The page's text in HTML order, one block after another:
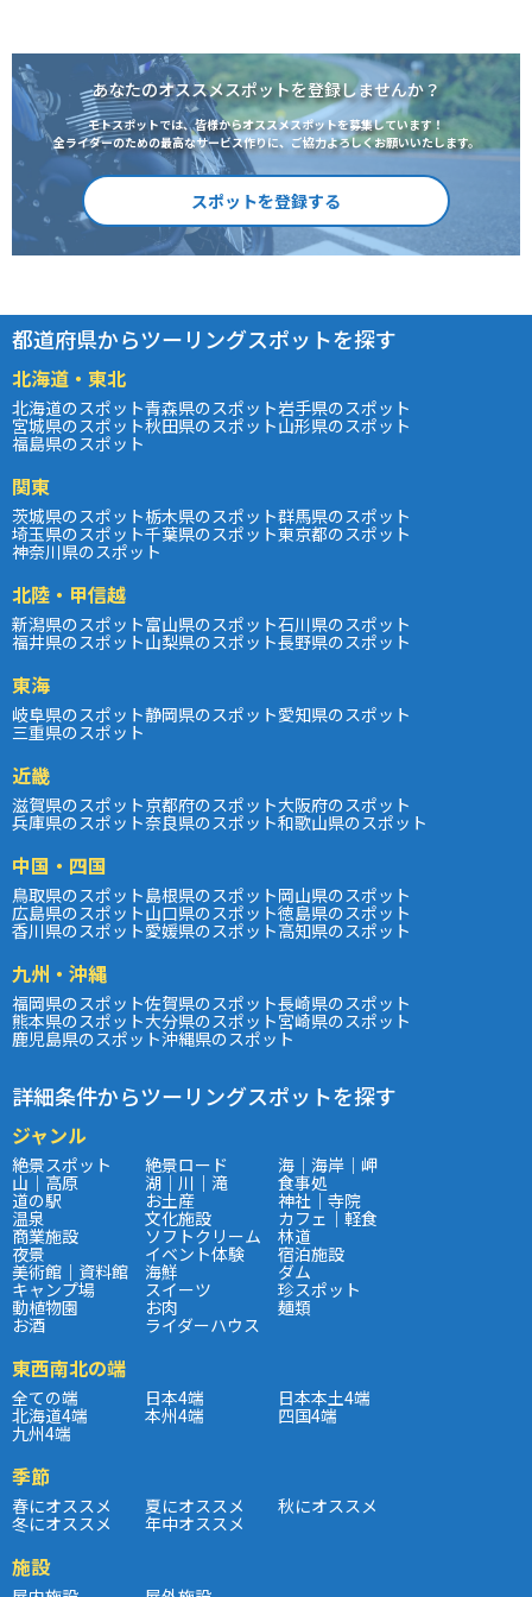
あなたのオススメスポットを登録しませんか？
モトスポットでは、皆様からオススメスポットを募集しています！
全ライダーのための最高なサービス作りに、ご協力よろしくお願いいたします。
スポットを登録する
都道府県からツーリングスポットを探す
北海道・東北
北海道のスポット青森県のスポット岩手県のスポット
宮城県のスポット秋田県のスポット山形県のスポット
福島県のスポット
関東
茨城県のスポット栃木県のスポット群馬県のスポット
埼玉県のスポット千葉県のスポット東京都のスポット
神奈川県のスポット
北陸・甲信越
新潟県のスポット富山県のスポット石川県のスポット
福井県のスポット山梨県のスポット長野県のスポット
東海
岐阜県のスポット静岡県のスポット愛知県のスポット
三重県のスポット
近畿
滋賀県のスポット京都府のスポット大阪府のスポット
兵庫県のスポット奈良県のスポット和歌山県のスポット
中国・四国
鳥取県のスポット島根県のスポット岡山県のスポット
広島県のスポット山口県のスポット徳島県のスポット
香川県のスポット愛媛県のスポット高知県のスポット
九州・沖縄
福岡県のスポット佐賀県のスポット長崎県のスポット
熊本県のスポット大分県のスポット宮崎県のスポット
鹿児島県のスポット沖縄県のスポット
詳細条件からツーリングスポットを探す
ジャンル
絶景スポット 絶景ロード 海｜海岸｜岬
山｜高原 湖｜川｜滝 食事処
道の駅 お土産 神社｜寺院
温泉 文化施設 カフェ｜軽食
商業施設 ソフトクリーム 林道
夜景 イベント体験 宿泊施設
美術館｜資料館 海鮮 ダム
キャンプ場 スイーツ 珍スポット
動植物園 お肉 麺類
お酒 ライダーハウス
東西南北の端
全ての端 日本4端 日本本土4端
北海道4端 本州4端 四国4端
九州4端
季節
春にオススメ 夏にオススメ 秋にオススメ
冬にオススメ 年中オススメ
施設